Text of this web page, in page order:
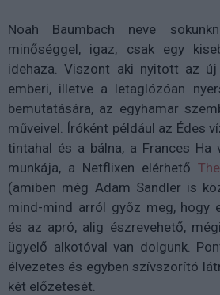
Noah Baumbach neve
minőséggel, igaz, csak egy
idehaza. Viszont aki nyitott az
emberi, illetve a letaglózóan
bemutatására, az egyhamar
műveivel. Íróként például az Édes
tintahal és a bálna, a Frances Ha
munkája, a Netflixen elérhető
(amiben még Adam Sandler is
mind-mind arról győz meg, hogy
és az apró, alig észrevehető,
ügyelő alkotóval van dolgunk.
élvezetes és egyben szívszorító
két előzetesét.